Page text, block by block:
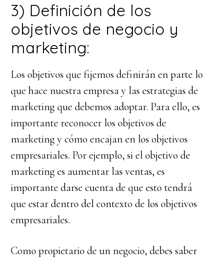
3) Definición de los
objetivos de negocio y
marketing:
Los objetivos que fijemos definirán en parte lo
que hace nuestra empresa y las estrategias de
marketing que debemos adoptar. Para ello, es
importante reconocer los objetivos de
marketing y cómo encajan en los objetivos
empresariales. Por ejemplo, si el objetivo de
marketing es aumentar las ventas, es
importante darse cuenta de que esto tendrá
que estar dentro del contexto de los objetivos
empresariales.
Como propietario de un negocio, debes saber